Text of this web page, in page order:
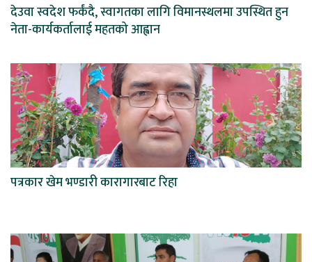
देउवा स्वदेश फर्कंदै, स्वागतका लागि विमानस्थलमा उपस्थित हुन
नेता-कार्यकर्तालाई महतको आह्वान
पत्रकार खेम भण्डारी कारागारबाट रिहा